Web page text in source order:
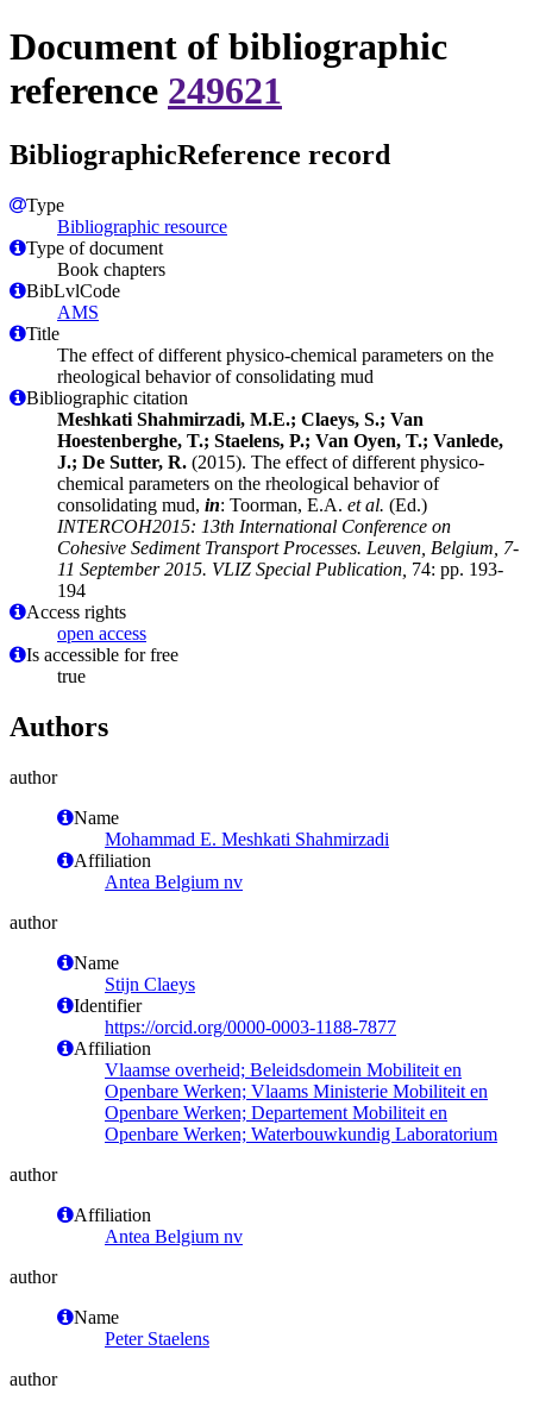
Document of bibliographic
reference 249621
BibliographicReference record
Type
Bibliographic resource
Type of document
Book chapters
BibLvlCode
AMS
Title
The effect of different physico-chemical parameters on the
rheological behavior of consolidating mud
Bibliographic citation
Meshkati Shahmirzadi, M.E.; Claeys, S.; Van
Hoestenberghe, T.; Staelens, P.; Van Oyen, T.; Vanlede,
J.; De Sutter, R. (2015). The effect of different physico-
chemical parameters on the rheological behavior of
consolidating mud, in: Toorman, E.A. et al. (Ed.)
INTERCOH2015: 13th International Conference on
Cohesive Sediment Transport Processes. Leuven, Belgium, 7-
11 September 2015. VLIZ Special Publication, 74: pp. 193-
194
Access rights
open access
Is accessible for free
true
Authors
author
Name
Mohammad E. Meshkati Shahmirzadi
Affiliation
Antea Belgium nv
author
Name
Stijn Claeys
Identifier
https://orcid.org/0000-0003-1188-7877
Affiliation
Vlaamse overheid; Beleidsdomein Mobiliteit en
Openbare Werken; Vlaams Ministerie Mobiliteit en
Openbare Werken; Departement Mobiliteit en
Openbare Werken; Waterbouwkundig Laboratorium
author
Affiliation
Antea Belgium nv
author
Name
Peter Staelens
author